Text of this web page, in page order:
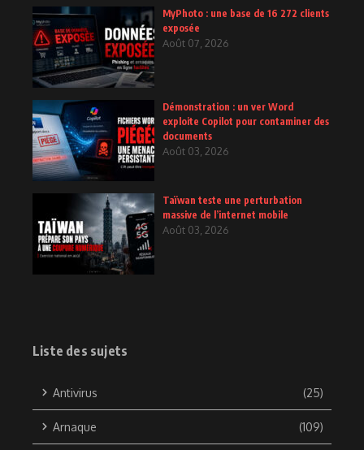
MyPhoto : une base de 16 272 clients
exposée
Août 07, 2026
Démonstration : un ver Word
exploite Copilot pour contaminer des
documents
Août 03, 2026
Taïwan teste une perturbation
massive de l’internet mobile
Août 03, 2026
Liste des sujets
Antivirus (25)
Arnaque (109)